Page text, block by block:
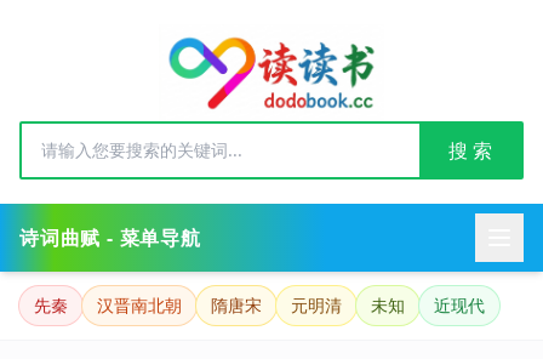
搜 索
诗词曲赋 - 菜单导航
先秦 汉晋南北朝 隋唐宋 元明清 未知 近现代